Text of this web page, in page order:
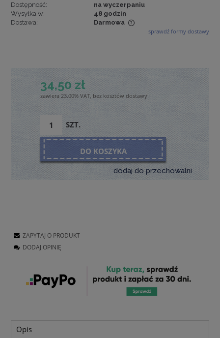
Dostępność:
na wyczerpaniu
Wysyłka w:
48 godzin
Dostawa:
Darmowa
Cena nie zawiera ewentualnych kosztów płatności
sprawdź formy dostawy
34,50 zł
zawiera 23.00% VAT, bez kosztów dostawy
SZT.
DO KOSZYKA
dodaj do przechowalni
ZAPYTAJ O PRODUKT
DODAJ OPINIĘ
Opis